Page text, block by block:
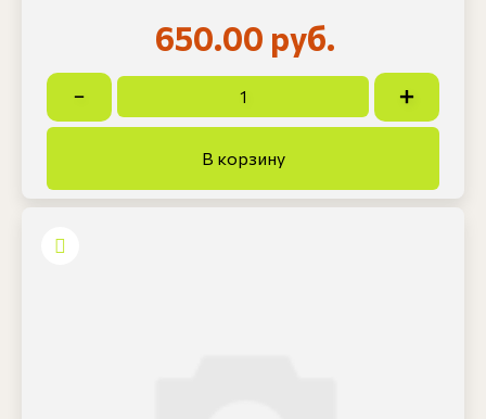
650.00 руб.